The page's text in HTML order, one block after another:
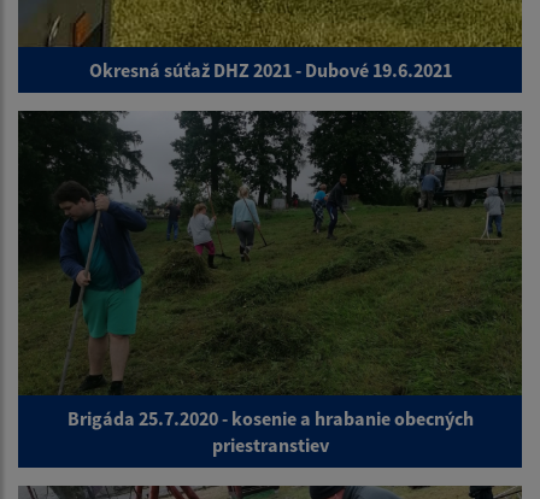
Okresná súťaž DHZ 2021 - Dubové 19.6.2021
Brigáda 25.7.2020 - kosenie a hrabanie obecných
priestranstiev